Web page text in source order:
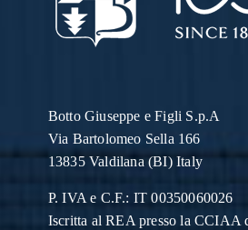
Botto Giuseppe e Figli S.p.A
Via Bartolomeo Sella 166
13835 Valdilana (BI) Italy
P. IVA e C.F.: IT 00350060026
Iscritta al REA presso la CCIAA